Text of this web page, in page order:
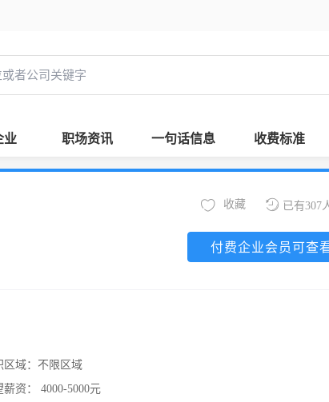
业 职场资讯 一句话信息 收费标准
已有307
收藏
付费企业会员可查
域： 不限区域
资：
4000-5000元